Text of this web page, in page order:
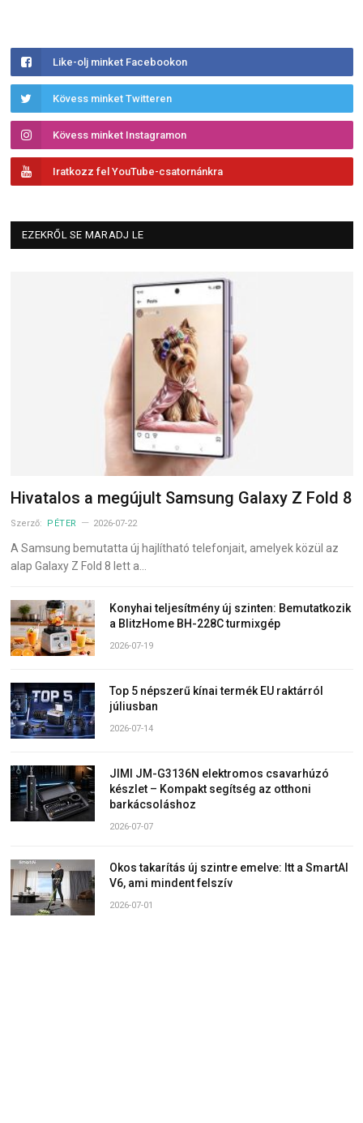
Like-olj minket Facebookon
Kövess minket Twitteren
Kövess minket Instagramon
Iratkozz fel YouTube-csatornánkra
EZEKRŐL SE MARADJ LE
Hivatalos a megújult Samsung Galaxy Z Fold 8
Szerző: PÉTER 2026-07-22
A Samsung bemutatta új hajlítható telefonjait, amelyek közül az
alap Galaxy Z Fold 8 lett a…
Konyhai teljesítmény új szinten: Bemutatkozik
a BlitzHome BH-228C turmixgép
2026-07-19
Top 5 népszerű kínai termék EU raktárról
júliusban
2026-07-14
JIMI JM-G3136N elektromos csavarhúzó
készlet – Kompakt segítség az otthoni
barkácsoláshoz
2026-07-07
Okos takarítás új szintre emelve: Itt a SmartAI
V6, ami mindent felszív
2026-07-01